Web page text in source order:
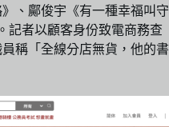
、鄺俊宇《有一種幸福叫守
記者以顧客身份致電商務查
稱「全線分店無貨，他的書